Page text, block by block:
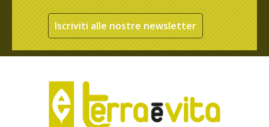
Iscriviti alle nostre newsletter